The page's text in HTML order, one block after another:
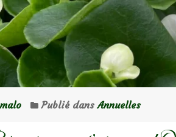
malo Publié dansAnnuelles